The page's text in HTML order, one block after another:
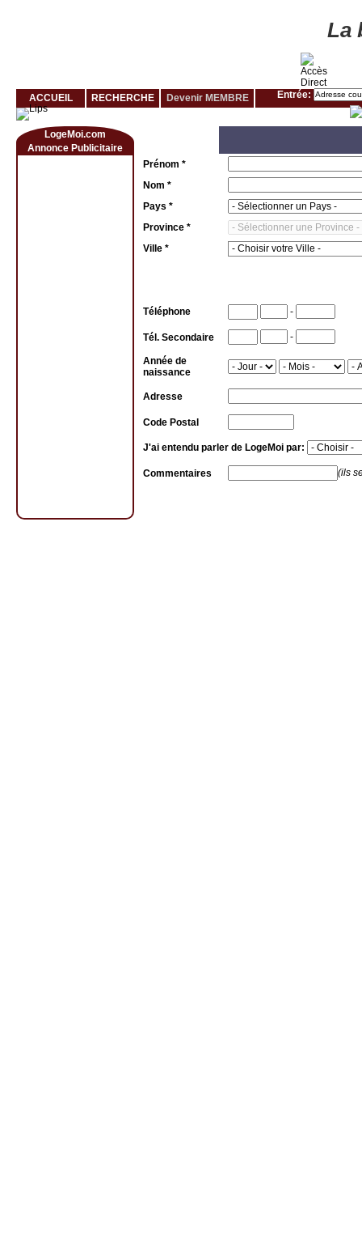
La
ACCUEIL RECHERCHE Devenir MEMBRE Entrée:
LogeMoi.com
Annonce Publicitaire
Prénom *
Nom *
Pays *
Province *
Ville *
Téléphone -
Tél. Secondaire -
Année de
naissance
Adresse
Code Postal
J'ai entendu parler de LogeMoi par:
Commentaires (ils